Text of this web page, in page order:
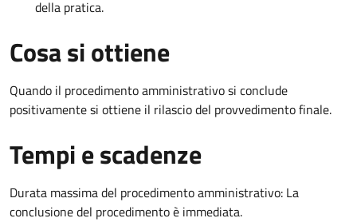
della pratica.
Cosa si ottiene
Quando il procedimento amministrativo si conclude
positivamente si ottiene il rilascio del provvedimento finale.
Tempi e scadenze
Durata massima del procedimento amministrativo: La
conclusione del procedimento è immediata.